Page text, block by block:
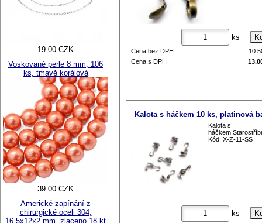
ks
Cena bez DPH:
Cena s DPH
Kalota s háčkem 10 ks, platinová
Kalota s
Kód: X-Z-11-SS
ks
19.00 CZK
Voskované perle 8 mm, 106
ks, tmavě korálová
39.00 CZK
Americké zapínání z
chirurgické oceli 304,
16,5x12x2 mm, zlaceno 18 kt